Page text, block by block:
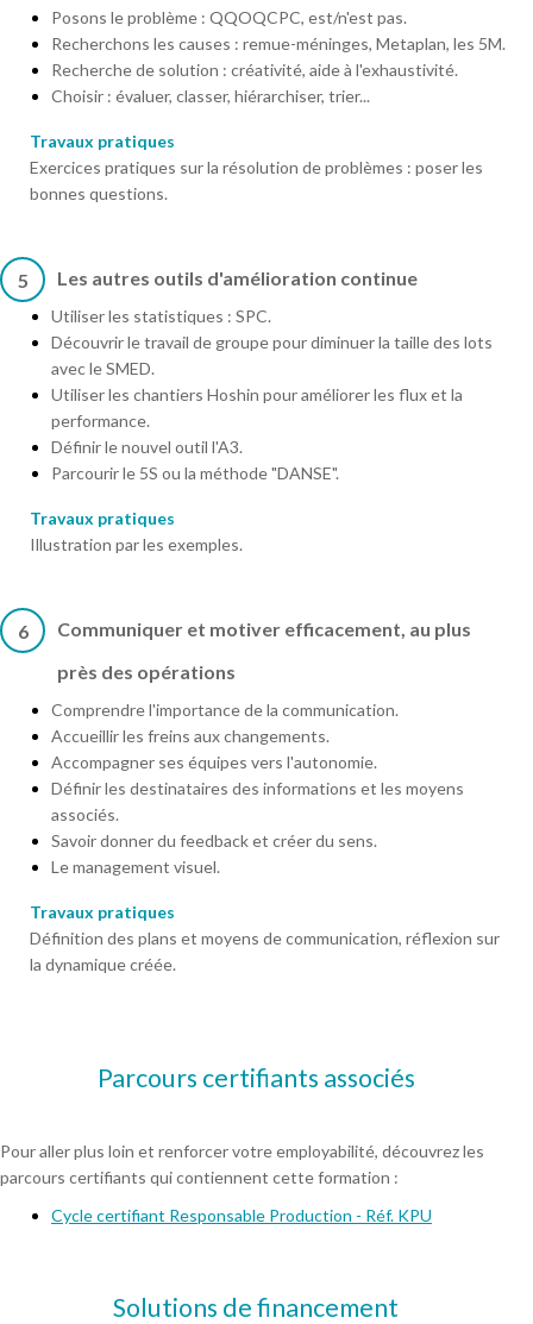
Posons le problème : QQOQCPC, est/n'est pas.
Recherchons les causes : remue-méninges, Metaplan, les 5M.
Recherche de solution : créativité, aide à l'exhaustivité.
Choisir : évaluer, classer, hiérarchiser, trier...
Travaux pratiques
Exercices pratiques sur la résolution de problèmes : poser les
bonnes questions.
5 Les autres outils d'amélioration continue
Utiliser les statistiques : SPC.
Découvrir le travail de groupe pour diminuer la taille des lots
avec le SMED.
Utiliser les chantiers Hoshin pour améliorer les flux et la
performance.
Définir le nouvel outil l'A3.
Parcourir le 5S ou la méthode "DANSE".
Travaux pratiques
Illustration par les exemples.
6
Communiquer et motiver efficacement, au plus
près des opérations
Comprendre l'importance de la communication.
Accueillir les freins aux changements.
Accompagner ses équipes vers l'autonomie.
Définir les destinataires des informations et les moyens
associés.
Savoir donner du feedback et créer du sens.
Le management visuel.
Travaux pratiques
Définition des plans et moyens de communication, réflexion sur
la dynamique créée.
Parcours certifiants associés
Pour aller plus loin et renforcer votre employabilité, découvrez les
parcours certifiants qui contiennent cette formation :
Cycle certifiant Responsable Production - Réf. KPU
Solutions de financement